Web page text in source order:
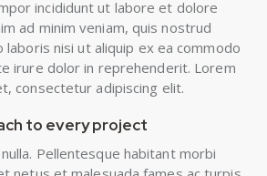
incididunt ut labore et dolore
ad minim veniam, quis nostrud
laboris nisi ut aliquip ex ea commodo
irure dolor in reprehenderit. Lorem
consectetur adipiscing elit.
to every project
Pellentesque habitant morbi